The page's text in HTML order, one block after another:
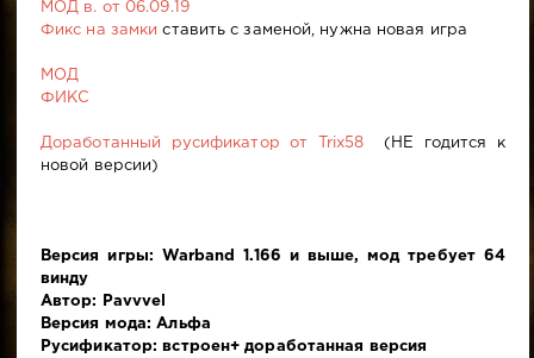
МОД в. от 06.09.19
Фикс на замки ставить с заменой, нужна новая игра
МОД
ФИКС
Доработанный русификатор от Trix58 (НЕ годится к
новой версии)
Версия игры: Warband 1.166 и выше, мод требует 64
винду
Автор: Pavvvel
Версия мода: Альфа
Русификатор: встроен+ доработанная версия